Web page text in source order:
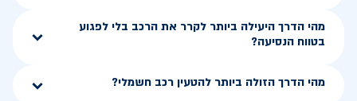
מהי הדרך היעילה ביותר לקרר את הרכב בלי לפגוע
בטווח הנסיעה?
מהי הדרך הזולה ביותר להטעין רכב חשמלי?